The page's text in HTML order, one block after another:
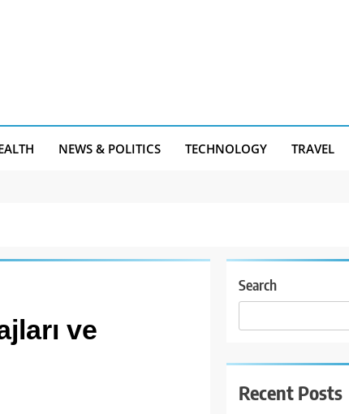
NEWS & POLITICS TECHNOLOGY TRAVEL
ve
Search
Recent Posts